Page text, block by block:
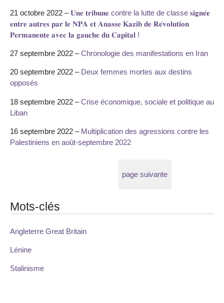
21 octobre 2022 –𝐔𝐧𝐞 𝐭𝐫𝐢𝐛𝐮𝐧𝐞 contre la lutte de classe 𝐬𝐢𝐠𝐧𝐞́𝐞
𝐞𝐧𝐭𝐫𝐞 𝐚𝐮𝐭𝐫𝐞𝐬 𝐩𝐚𝐫 𝐥𝐞 𝐍𝐏𝐀 𝐞𝐭 𝐀𝐧𝐚𝐬𝐬𝐞 𝐊𝐚𝐳𝐢𝐛 𝐝𝐞 𝐑𝐞́𝐯𝐨𝐥𝐮𝐭𝐢𝐨𝐧
𝐏𝐞𝐫𝐦𝐚𝐧𝐞𝐧𝐭𝐞 𝐚𝐯𝐞𝐜 𝐥𝐚 𝐠𝐚𝐮𝐜𝐡𝐞 𝐝𝐮 𝐂𝐚𝐩𝐢𝐭𝐚𝐥 !
27 septembre 2022 –Chronologie des manifestations en Iran
20 septembre 2022 – Deux femmes mortes aux destins
opposés
18 septembre 2022 –Crise économique, sociale et politique au
Liban
16 septembre 2022 – Multiplication des agressions contre les
Palestiniens en août-septembre 2022
page suivante
Mots-clés
Angleterre Great Britain
Lénine
Stalinisme